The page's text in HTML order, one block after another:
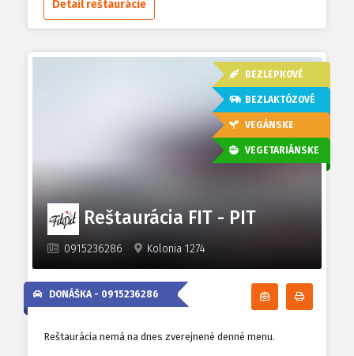
Detail reštaurácie
BEZLEPKOVÉ
BEZLAKTÓZOVÉ
VEGÁNSKE
VEGETARIÁNSKE
Reštaurácia FIT - PIT
0915236286 Kolonia 1274
Odoberať
DONÁŠKA - 0915236286
Reštaurácia nemá na dnes zverejnené denné menu.